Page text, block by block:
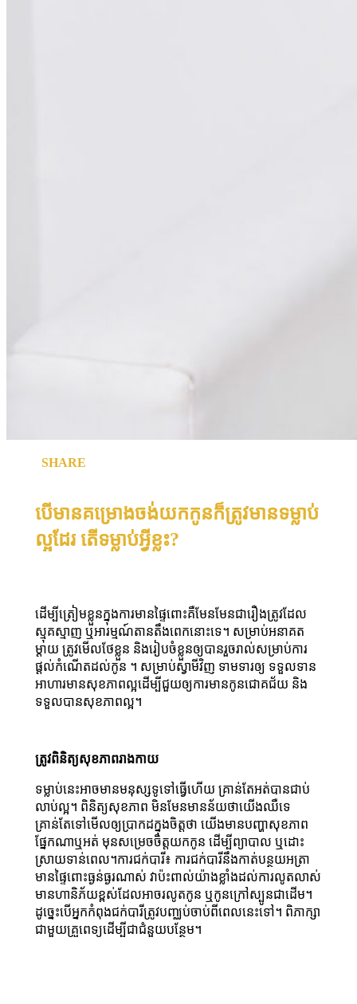
SHARE
បើមានគម្រោងចង់យកកូនក៏ត្រូវមានទម្លាប់
ល្អដែរ តើទម្លាប់អី្វខ្លះ?
ដើម្បីត្រៀមខ្លួនក្នុងការមានផ្ទៃពោះគឺមែនមែនជារឿងត្រូវដែល
ស្មុគស្មាញ ឬអារម្មណ៍តានតឹងពេកនោះទេ។ សម្រាប់អនាគត
ម្ដាយ ត្រូវមើលថែខ្លួន និងរៀបចំខ្លួនឲ្យបានរួចរាល់សម្រាប់ការ
ផ្ដល់កំណើតដល់កូន ។ សម្រាប់ស្វាមីវិញ ទាមទារឲ្យ ទទួលទាន
អាហារមានសុខភាពល្អដើម្បីជួយឲ្យការមានកូនជោគជ័យ និង
ទទួលបានសុខភាពល្អ។
ត្រូវពិនិត្យសុខភាពរាងកាយ
ទម្លាប់នេះអាចមានមនុស្សទូទៅធ្វើហើយ គ្រាន់តែអត់បានជាប់
លាប់ល្អ។ ពិនិត្យសុខភាព មិនមែនមានន័យថាយើងឈឺទេ
គ្រាន់តែទៅមើលឲ្យប្រាកដក្នុងចិត្តថា យើងមានបញ្ហាសុខភាព
ផ្នែកណាឬអត់ មុនសម្រេចចិត្តយកកូន ដើម្បីព្យាបាល ឬដោះ
ស្រាយទាន់ពេល។ការជក់បារី៖ ការជក់បារីនឹង​កាត់​បន្ថយ​អត្រា​​
មាន​ផ្ទៃ​ពោះ​ធ្ងន់ធ្ងរ​ណាស់ វា​ប៉ះ​ពាល់​យ៉ាង​ខ្លាំង​ដល់​ការ​លូត​លាស់
មានហានិភ័យខ្ពស់ដែលអាច​រលូត​កូន ឬ​កូន​ក្រៅ​ស្បូន​ជាដើម។
ដូច្នេះ​បើ​អ្នក​កំពុង​ជក់​បារី​​ត្រូវ​បញ្ឈប់​ចាប់​ពី​ពេល​នេះ​ទៅ។ ពិភាក្សា
ជាមួយគ្រួពេទ្យដើម្បីជាជំនួយបន្ថែម។